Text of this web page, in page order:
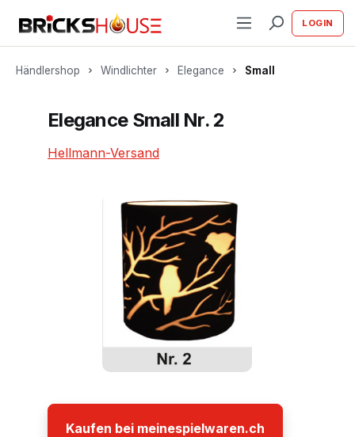
springen LOGIN
Händlershop Windlichter Elegance Small
Elegance Small Nr. 2
Hellmann-Versand
Bildergalerie überspringen
Kaufen bei meinespielwaren.ch